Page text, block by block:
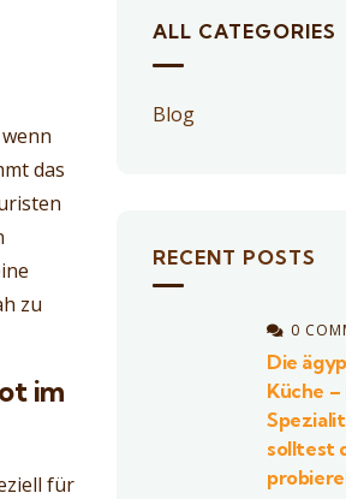
das
zu
im
für
ALL CATEGORIES
Blog
RECENT POSTS
0
Die
Küche –
solltest